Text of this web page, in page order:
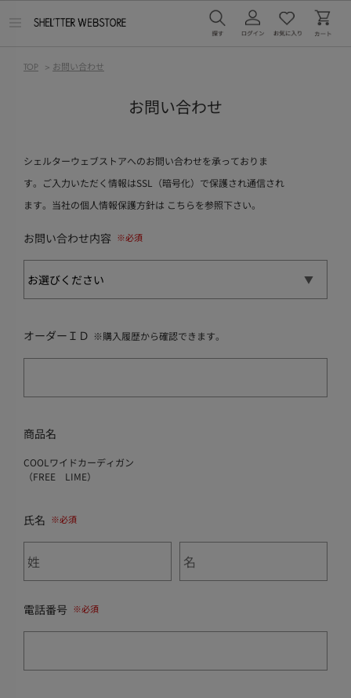
TOP > お問い合わせ
お問い合わせ
シェルターウェブストアへのお問い合わせを承っておりま
す。ご入力いただく情報はSSL（暗号化）で保護され通信され
ます。当社の個人情報保護方針は こちらを参照下さい。
お問い合わせ内容
オーダーＩＤ ※購入履歴から確認できます。
商品名
COOLワイドカーディガン
（FREE LIME）
氏名
電話番号